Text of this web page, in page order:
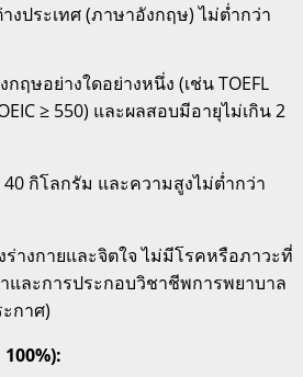
ประเทศ (ภาษาอังกฤษ) ไม่ต่ำกว่า
ฤษอย่างใดอย่างหนึ่ง (เช่น TOEFL
≥ 550) และผลสอบมีอายุไม่เกิน 2
กิโลกรัม และความสูงไม่ต่ำกว่า
งกายและจิตใจ ไม่มีโรคหรือภาวะที่
และการประกอบวิชาชีพการพยาบาล
กาศ)